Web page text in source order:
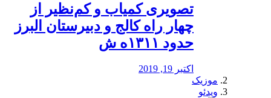
️تصویری کمیاب و کم‌نظیر از
چهار راه كالج و دبيرستان البرز
حدود ۱۳۱۱ه ش
اکتبر 19, 2019
موزیک
ویدئو